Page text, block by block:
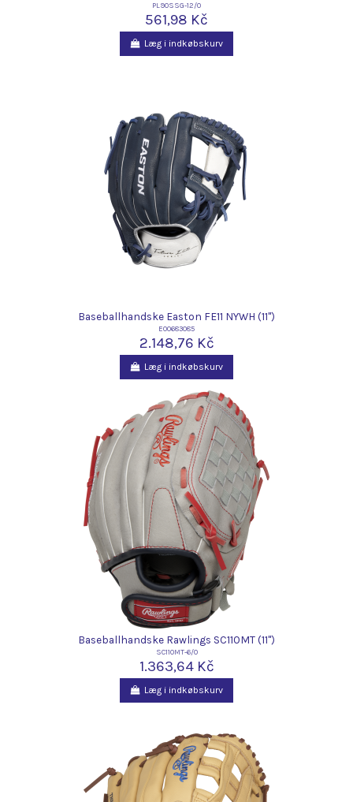
PL90SSG-12/0
561,98 Kč
Læg i indkøbskurv
Baseballhandske Easton FE11 NYWH (11")
E00683085
2.148,76 Kč
Læg i indkøbskurv
Baseballhandske Rawlings SC110MT (11")
SC110MT-6/0
1.363,64 Kč
Læg i indkøbskurv